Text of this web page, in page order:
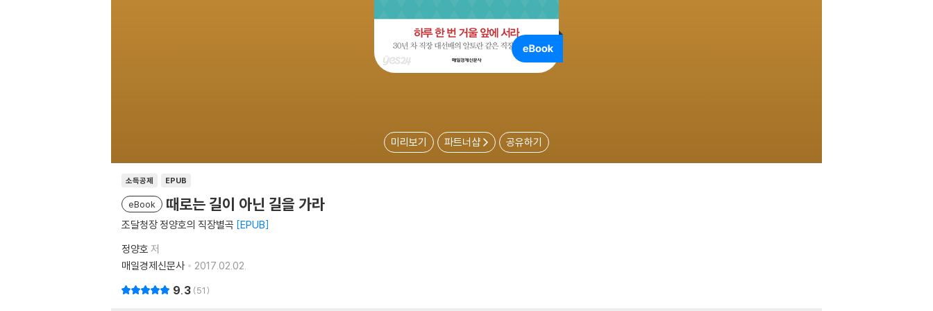
미리보기 파트너샵 공유하기
소득공제 EPUB
eBook 때로는 길이 아닌 길을 가라
조달청장 정양호의 직장별곡 EPUB
정양호 저
매일경제신문사
2017.02.02.
9.3 51